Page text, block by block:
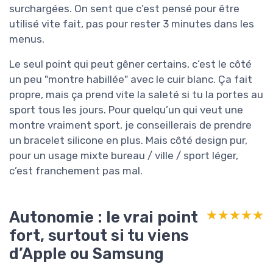
surchargées. On sent que c’est pensé pour être
utilisé vite fait, pas pour rester 3 minutes dans les
menus.
Le seul point qui peut gêner certains, c’est le côté
un peu "montre habillée" avec le cuir blanc. Ça fait
propre, mais ça prend vite la saleté si tu la portes au
sport tous les jours. Pour quelqu’un qui veut une
montre vraiment sport, je conseillerais de prendre
un bracelet silicone en plus. Mais côté design pur,
pour un usage mixte bureau / ville / sport léger,
c’est franchement pas mal.
Autonomie : le vrai point
fort, surtout si tu viens
d’Apple ou Samsung
★★★★★
★★★★★